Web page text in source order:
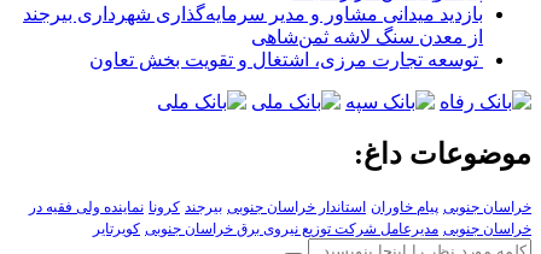
بازدید میدانی مشاور و مدیر سرمایه‌گذاری شهرداری بیرجند
از معدن سنگ لاشه ثمن‌شاهی
توسعه تجارت مرزی، اشتغال و تقویت بخش تعاون
موضوعات داغ:
خراسان جنوبی پیام خاوران استاندار خراسان جنوبی بیرجند کرونا نماینده ولی فقیه در
خراسان جنوبی مدیرعامل شرکت توزیع نیروی برق خراسان جنوبی کویرتایر